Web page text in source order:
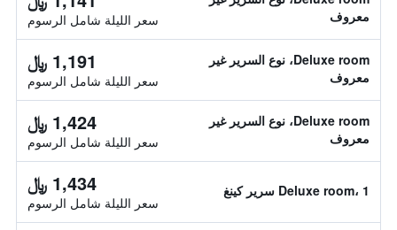
معروف
سعر الليلة شامل الرسوم
Deluxe room، نوع السرير غير
معروف
1,191 ﷼
سعر الليلة شامل الرسوم
Deluxe room، نوع السرير غير
معروف
1,424 ﷼
سعر الليلة شامل الرسوم
Deluxe room، 1 سرير كينغ 1,434 ﷼
سعر الليلة شامل الرسوم